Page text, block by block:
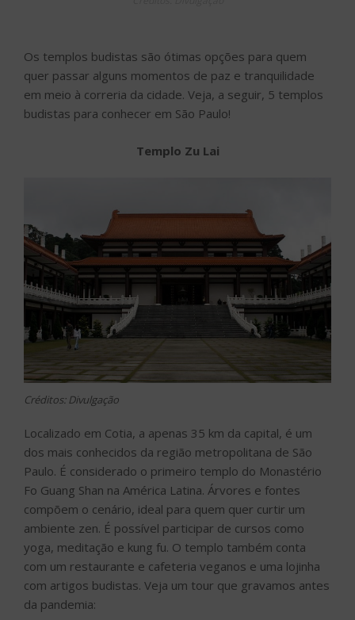
Os templos budistas são ótimas opções para quem
quer passar alguns momentos de paz e tranquilidade
em meio à correria da cidade. Veja, a seguir, 5 templos
budistas para conhecer em São Paulo!
Templo Zu Lai
Créditos: Divulgação
Localizado em Cotia, a apenas 35 km da capital, é um
dos mais conhecidos da região metropolitana de São
Paulo. É considerado o primeiro templo do Monastério
Fo Guang Shan na América Latina. Árvores e fontes
compõem o cenário, ideal para quem quer curtir um
ambiente zen. É possível participar de cursos como
yoga, meditação e kung fu. O templo também conta
com um restaurante e cafeteria veganos e uma lojinha
com artigos budistas. Veja um tour que gravamos antes
da pandemia: